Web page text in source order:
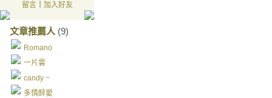
留言｜ 加入好友
文章推薦人 (9)
Romano
一片雲
candy ~
多情醉愛